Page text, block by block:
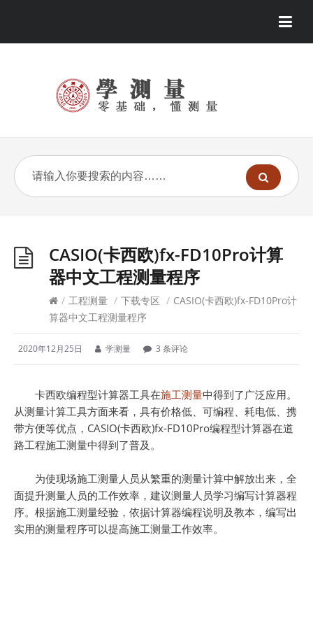
CASIO(卡西欧)fx-FD10Pro计算
器中文工程测量程序
/ 工程测量 / 下载专区 / CASIO(卡西欧)fx-FD10Pro计
算器中文工程测量程序
2020年12月25日 学测量 3 条评论
卡西欧编程型计算器工具在施工测量中得到了广泛应用。
从测量计算工具方面来看，具有价格低、可编程、耗电低、携
带方便等优点，CASIO(卡西欧)fx-FD10Pro编程型计算器在道
路工程施工测量中得到了普及。
为使现场施工测量人员从繁重的测量计算中解放出来，全
面提升测量人员的工作效率，建议测量人员学习编写计算器程
序。根据施工测量经验，依据计算器编程说明及教本，编写出
实用的测量程序可以提高施工测量工作效率。